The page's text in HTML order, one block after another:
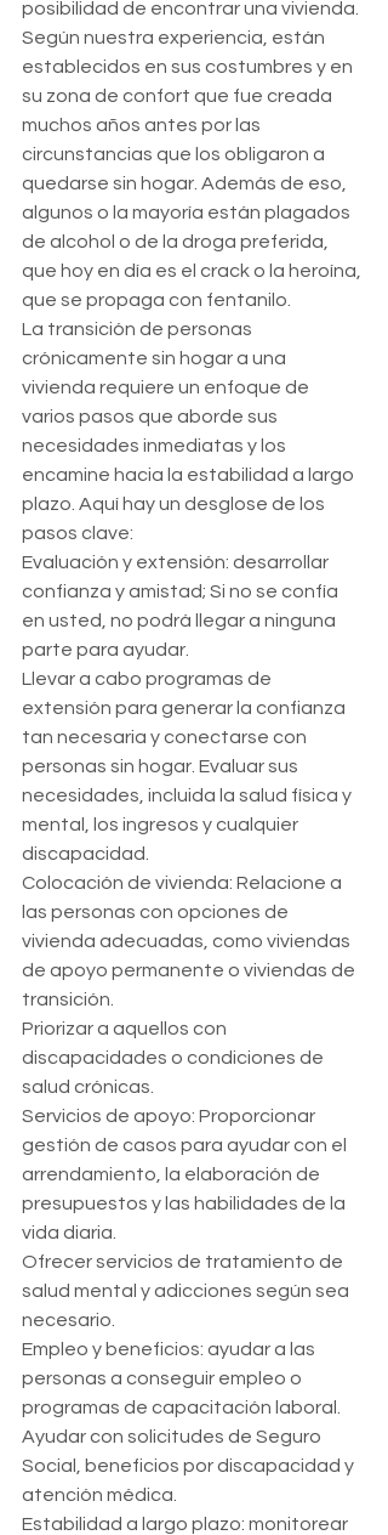
posibilidad de encontrar una vivienda.
Según nuestra experiencia, están
establecidos en sus costumbres y en
su zona de confort que fue creada
muchos años antes por las
circunstancias que los obligaron a
quedarse sin hogar. Además de eso,
algunos o la mayoría están plagados
de alcohol o de la droga preferida,
que hoy en día es el crack o la heroína,
que se propaga con fentanilo.
La transición de personas
crónicamente sin hogar a una
vivienda requiere un enfoque de
varios pasos que aborde sus
necesidades inmediatas y los
encamine hacia la estabilidad a largo
plazo. Aquí hay un desglose de los
pasos clave:
Evaluación y extensión: desarrollar
confianza y amistad; Si no se confía
en usted, no podrá llegar a ninguna
parte para ayudar.
Llevar a cabo programas de
extensión para generar la confianza
tan necesaria y conectarse con
personas sin hogar. Evaluar sus
necesidades, incluida la salud física y
mental, los ingresos y cualquier
discapacidad.
Colocación de vivienda: Relacione a
las personas con opciones de
vivienda adecuadas, como viviendas
de apoyo permanente o viviendas de
transición.
Priorizar a aquellos con
discapacidades o condiciones de
salud crónicas.
Servicios de apoyo: Proporcionar
gestión de casos para ayudar con el
arrendamiento, la elaboración de
presupuestos y las habilidades de la
vida diaria.
Ofrecer servicios de tratamiento de
salud mental y adicciones según sea
necesario.
Empleo y beneficios: ayudar a las
personas a conseguir empleo o
programas de capacitación laboral.
Ayudar con solicitudes de Seguro
Social, beneficios por discapacidad y
atención médica.
Estabilidad a largo plazo: monitorear